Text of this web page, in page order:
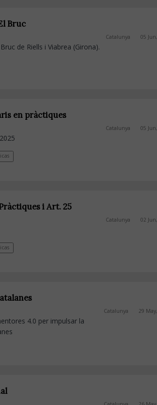
Bruc
Catalunya 05
de Riells i Viabrea (Girona).
en pràctiques
Catalunya 05
i Art. 25
Catalunya 02
Catalunya 29
4.0 per impulsar la